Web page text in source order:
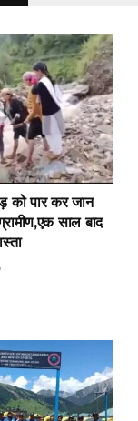
को पार कर जान
साल बाद